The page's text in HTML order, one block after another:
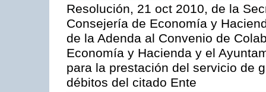
Resolución, 21 oct 2010, de la
Consejería de Economía y
de la Adenda al Convenio de
Economía y Hacienda y el
para la prestación del servicio de
débitos del citado Ente